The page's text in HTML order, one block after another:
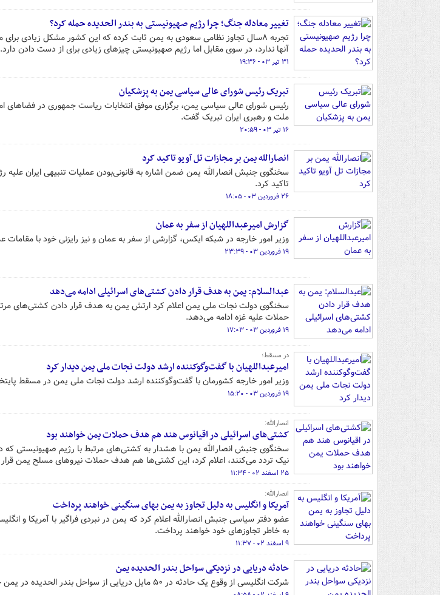
تغییر معادله جنگ؛ چرا رژیم صهیونیستی به بندر الحدیده حمله کرد؟
تجربه ۸سال تجاوز نظامی سعودی به یمن ثابت کرده که این کشور مشکل زیادی برای
آنها ندارد، در سوی مقابل اما رژیم صهیونیستی چیزهای زیادی برای از دست دادن دارد.
۳۱ تیر ۰۳ - ۱۹:۳۶
تبریک رئیس شورای عالی سیاسی یمن به پزشکیان
رئیس شورای عالی سیاسی یمن، برگزاری موفق انتخابات ریاست جمهوری در فضاهای
ملت و رهبری ایران تبریک گفت.
۱۶ تیر ۰۳ - ۲۰:۵۹
انصارالله یمن بر مجازات تل آویو تاکید کرد
سخنگوی جنبش انصارالله یمن ضمن اشاره به قانونی‌بودن عملیات تنبیهی ایران علیه
تاکید کرد.
۲۶ فروردین ۰۳ - ۱۸:۰۵
گزارش امیرعبداللهیان از سفر به عمان
وزیر امور خارجه در شبکه ایکس، گزارشی از سفر به عمان و نیز رایزنی خود با مقامات
۱۹ فروردین ۰۳ - ۲۳:۳۹
عبدالسلام: یمن به هدف قرار دادن کشتی‌های اسرائیلی ادامه می‌دهد
سخنگوی دولت نجات ملی یمن اعلام کرد ارتش یمن به هدف قرار دادن کشتی‌های
حملات علیه غزه ادامه می‌دهد.
۱۹ فروردین ۰۳ - ۱۷:۰۳
در مسقط؛
امیرعبداللهیان با گفت‌وگوکننده ارشد دولت نجات ملی یمن دیدار کرد
وزیر امور خارجه کشورمان با گفت‌وگوکننده ارشد دولت نجات ملی یمن در مسقط
۱۹ فروردین ۰۳ - ۱۵:۲۰
انصارالله:
کشتی‌های اسرائیلی در اقیانوس هند هم هدف حملات یمن خواهند بود
سخنگوی جنبش انصارالله یمن با هشدار به کشتی‌های مرتبط با رژیم صهیونیستی که
نیک تردد می‌کنند، اعلام کرد، این کشتی‌ها هم هدف حملات نیروهای مسلح یمن
۲۵ اسفند ۰۲ - ۱۱:۳۴
انصارالله:
آمریکا و انگلیس به دلیل تجاوز به یمن بهای سنگینی خواهند پرداخت
عضو دفتر سیاسی جنبش انصارالله اعلام کرد که یمن در نبردی فراگیر با آمریکا و
به خاطر تجاوزهای خود خواهند پرداخت.
۹ اسفند ۰۲ - ۱۱:۳۷
حادثه دریایی در نزدیکی سواحل بندر الحدیده یمن
شرکت انگلیسی از وقوع یک حادثه در ۵۰ مایل دریایی از سواحل بندر الحدیده در یمن خبر داده است.